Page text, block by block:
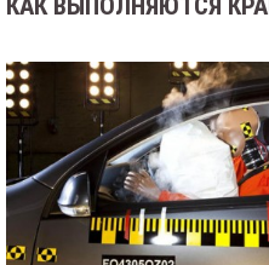
КАК ВЫПОЛНЯЮТСЯ